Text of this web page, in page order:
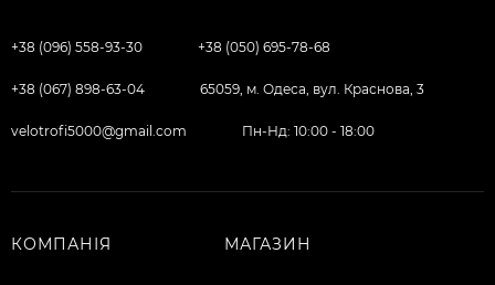
+38 (096) 558-93-30 +38 (050) 695-78-68
+38 (067) 898-63-04 65059, м. Одеса, вул. Краснова, 3
velotrofi5000@gmail.com Пн-Нд: 10:00 - 18:00
КОМПАНІЯ МАГАЗИН